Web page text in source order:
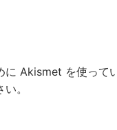
Akismet を使ってい
い。